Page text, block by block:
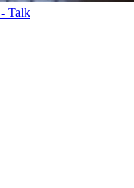
Talk